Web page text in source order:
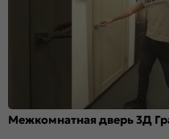
Межкомнатная дверь 3Д